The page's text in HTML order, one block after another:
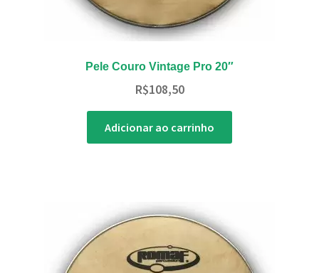
Pele Couro Vintage Pro 20″
R$108,50
Adicionar ao carrinho